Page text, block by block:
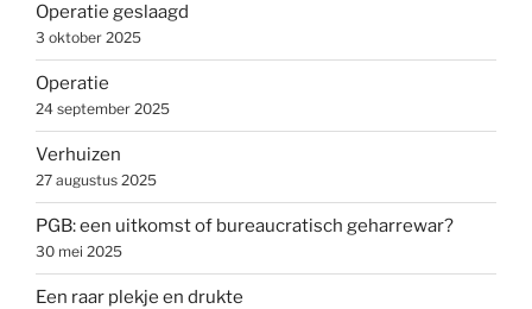
Operatie geslaagd
3 oktober 2025
Operatie
24 september 2025
Verhuizen
27 augustus 2025
PGB: een uitkomst of bureaucratisch geharrewar?
30 mei 2025
Een raar plekje en drukte